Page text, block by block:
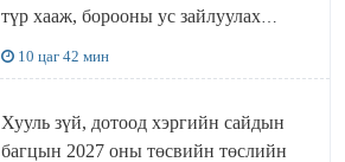
түр хааж, борооны ус зайлуулах
10 цаг 42 мин
Хууль зүй, дотоод хэргийн сайдын
багцын 2027 оны төсвийн төслийн